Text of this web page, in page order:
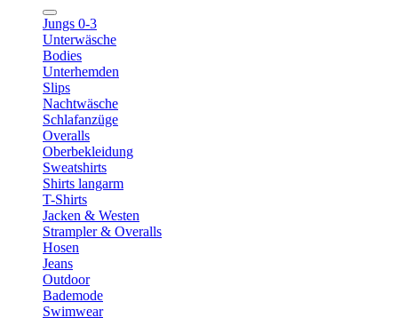
Jungs 0-3
Unterwäsche
Bodies
Unterhemden
Slips
Nachtwäsche
Schlafanzüge
Overalls
Oberbekleidung
Sweatshirts
Shirts langarm
T-Shirts
Jacken & Westen
Strampler & Overalls
Hosen
Jeans
Outdoor
Bademode
Swimwear